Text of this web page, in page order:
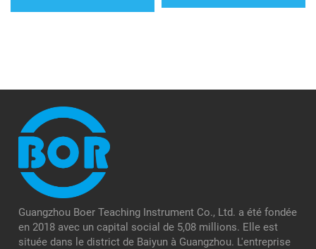
Guangzhou Boer Teaching Instrument Co., Ltd. a été fondée
en 2018 avec un capital social de 5,08 millions. Elle est
située dans le district de Baiyun à Guangzhou. L'entreprise